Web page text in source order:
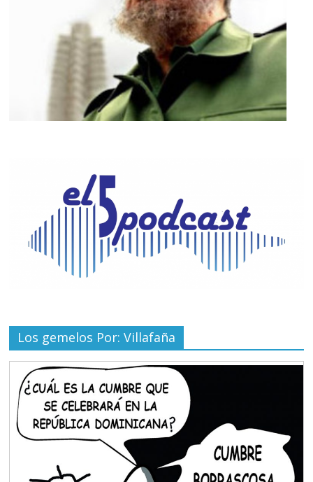
Los gemelos Por: Villafaña